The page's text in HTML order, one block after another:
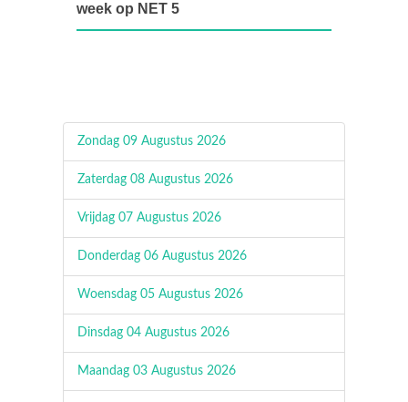
week op NET 5
Zondag 09 Augustus 2026
Zaterdag 08 Augustus 2026
Vrijdag 07 Augustus 2026
Donderdag 06 Augustus 2026
Woensdag 05 Augustus 2026
Dinsdag 04 Augustus 2026
Maandag 03 Augustus 2026